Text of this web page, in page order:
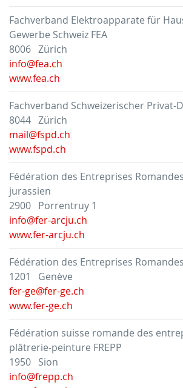
Fachverband Elektroapparate für
Gewerbe Schweiz FEA
8006 Zürich
info@fea.ch
www.fea.ch
Fachverband Schweizerischer Privat-
8044 Zürich
mail@fspd.ch
www.fspd.ch
Fédération des Entreprises
jurassien
2900 Porrentruy 1
info@fer-arcju.ch
www.fer-arcju.ch
Fédération des Entreprises Romandes
1201 Genève
fer-ge@fer-ge.ch
www.fer-ge.ch
Fédération suisse romande des
plâtrerie-peinture FREPP
1950 Sion
info@frepp.ch